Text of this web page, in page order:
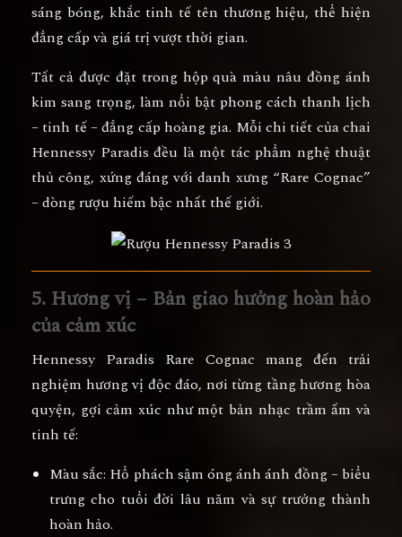
sáng bóng, khắc tinh tế tên thương hiệu, thể hiện
đẳng cấp và giá trị vượt thời gian.
Tất cả được đặt trong hộp quà màu nâu đồng ánh
kim sang trọng, làm nổi bật phong cách thanh lịch
– tinh tế – đẳng cấp hoàng gia. Mỗi chi tiết của chai
Hennessy Paradis đều là một tác phẩm nghệ thuật
thủ công, xứng đáng với danh xưng “Rare Cognac”
– dòng rượu hiếm bậc nhất thế giới.
5. Hương vị – Bản giao hưởng hoàn hảo
của cảm xúc
Hennessy Paradis Rare Cognac mang đến trải
nghiệm hương vị độc đáo, nơi từng tầng hương hòa
quyện, gợi cảm xúc như một bản nhạc trầm ấm và
tinh tế:
Màu sắc: Hổ phách sậm óng ánh ánh đồng – biểu
trưng cho tuổi đời lâu năm và sự trưởng thành
hoàn hảo.